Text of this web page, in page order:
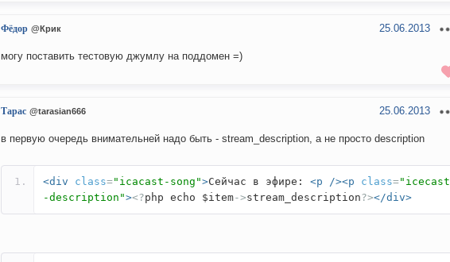
Фёдор @Крик 25.06.2013
могу поставить тестовую джумлу на поддомен =)
Тарас @tarasian666 25.06.2013
в первую очередь внимательней надо быть - stream_description, а не просто description
<div class="icacast-song">Сейчас в эфире: <p /><p class="icecast
-description"><?php echo $item->stream_description?></div>